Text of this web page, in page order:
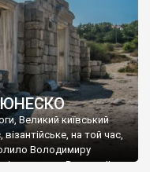
ЮНЕСКО
Великий київський
на той час,
Володимиру
імператору Василю ІІ, та